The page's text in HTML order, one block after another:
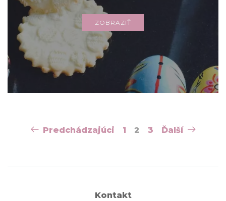
ZOBRAZIŤ
Predchádzajúci 1 2 3 Ďalší
Kontakt